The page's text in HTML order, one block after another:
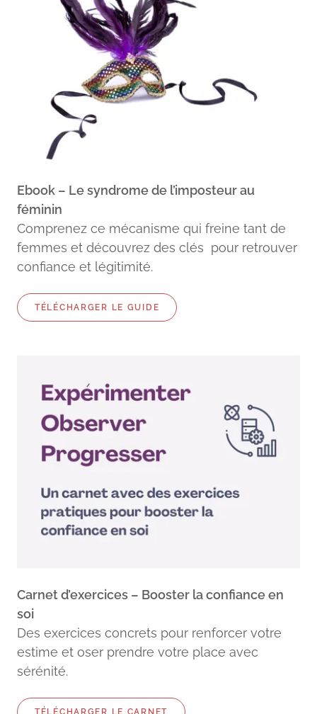
Ebook – Le syndrome de l’imposteur au
féminin
Comprenez ce mécanisme qui freine tant de
femmes et découvrez des clés pour retrouver
confiance et légitimité.
TÉLÉCHARGER LE GUIDE
Carnet d’exercices – Booster la confiance en
soi
Des exercices concrets pour renforcer votre
estime et oser prendre votre place avec
sérénité.
TÉLÉCHARGER LE CARNET